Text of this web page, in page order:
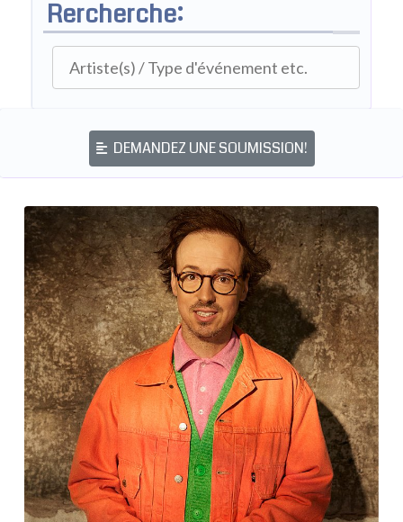
Rercherche:
DEMANDEZ UNE SOUMISSION!